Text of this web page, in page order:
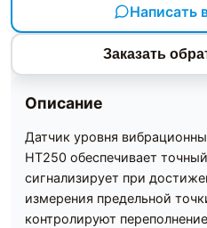
Написать
Заказать
Описание
Датчик уровня
HT250 обеспечивает
сигнализирует при
измерения предельной
контролируют